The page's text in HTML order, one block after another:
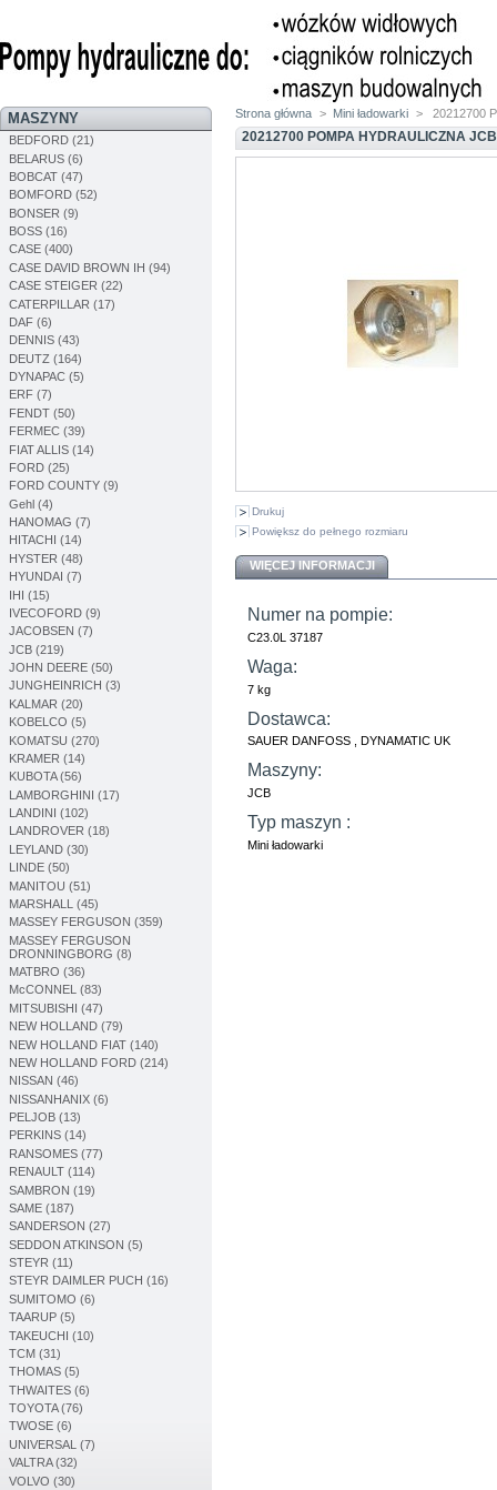
MASZYNY
BEDFORD (21)
BELARUS (6)
BOBCAT (47)
BOMFORD (52)
BONSER (9)
BOSS (16)
CASE (400)
CASE DAVID BROWN IH (94)
CASE STEIGER (22)
CATERPILLAR (17)
DAF (6)
DENNIS (43)
DEUTZ (164)
DYNAPAC (5)
ERF (7)
FENDT (50)
FERMEC (39)
FIAT ALLIS (14)
FORD (25)
FORD COUNTY (9)
Gehl (4)
HANOMAG (7)
HITACHI (14)
HYSTER (48)
HYUNDAI (7)
IHI (15)
IVECOFORD (9)
JACOBSEN (7)
JCB (219)
JOHN DEERE (50)
JUNGHEINRICH (3)
KALMAR (20)
KOBELCO (5)
KOMATSU (270)
KRAMER (14)
KUBOTA (56)
LAMBORGHINI (17)
LANDINI (102)
LANDROVER (18)
LEYLAND (30)
LINDE (50)
MANITOU (51)
MARSHALL (45)
MASSEY FERGUSON (359)
MASSEY FERGUSON
DRONNINGBORG (8)
MATBRO (36)
McCONNEL (83)
MITSUBISHI (47)
NEW HOLLAND (79)
NEW HOLLAND FIAT (140)
NEW HOLLAND FORD (214)
NISSAN (46)
NISSANHANIX (6)
PELJOB (13)
PERKINS (14)
RANSOMES (77)
RENAULT (114)
SAMBRON (19)
SAME (187)
SANDERSON (27)
SEDDON ATKINSON (5)
STEYR (11)
STEYR DAIMLER PUCH (16)
SUMITOMO (6)
TAARUP (5)
TAKEUCHI (10)
TCM (31)
THOMAS (5)
THWAITES (6)
TOYOTA (76)
TWOSE (6)
UNIVERSAL (7)
VALTRA (32)
VOLVO (30)
Strona główna > Mini ładowarki > 20212700
20212700 POMPA HYDRAULICZNA JCB
Drukuj
Powiększ do pełnego rozmiaru
WIĘCEJ INFORMACJI
Numer na pompie:
C23.0L 37187
Waga:
7 kg
Dostawca:
SAUER DANFOSS , DYNAMATIC UK
Maszyny:
JCB
Typ maszyn :
Mini ładowarki